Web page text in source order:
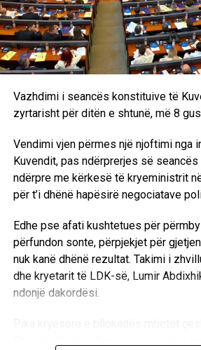
MINISTRJA E EKONOMISE
UP NEXT
Arrestohet gruaja që bëri
portave të Aushvicit
Të shtëna në një universitet në
Gjermanisë: Një person i armatosur
disa të tjerë
Vazhdimi i seancës konstituive të
zyrtarisht për ditën e shtunë, më 8
Vendimi vjen përmes një njoftimi nga
Kuvendit, pas ndërprerjes së
ndërpre me kërkesë të kryeministrit
për t’i dhënë hapësirë negociatave
Edhe pse afati kushtetues për
përfundon sonte, përpjekjet për
nuk kanë dhënë rezultat. Takimi i
dhe kryetarit të LDK-së, Lumir
ndonjë dakordësi.